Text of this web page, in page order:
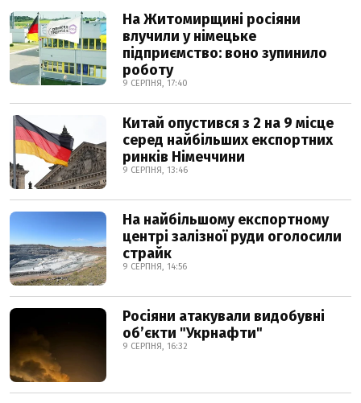
На Житомирщині росіяни
влучили у німецьке
підприємство: воно зупинило
роботу
9 СЕРПНЯ, 17:40
Китай опустився з 2 на 9 місце
серед найбільших експортних
ринків Німеччини
9 СЕРПНЯ, 13:46
На найбільшому експортному
центрі залізної руди оголосили
страйк
9 СЕРПНЯ, 14:56
Росіяни атакували видобувні
обʼєкти "Укрнафти"
9 СЕРПНЯ, 16:32